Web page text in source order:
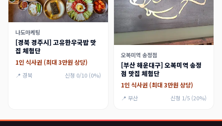
나도마케팅
[경북 경주시] 고유한우국밥 맛
집 체험단
1인 식사권 (최대 3만원 상당)
📍 경북 신청 0/10 (0%)
오복미역 송정점
[부산 해운대구] 오복미역 송정
점 맛집 체험단
1인 식사권 (최대 3만원 상당)
📍 부산 신청 1/5 (20%)